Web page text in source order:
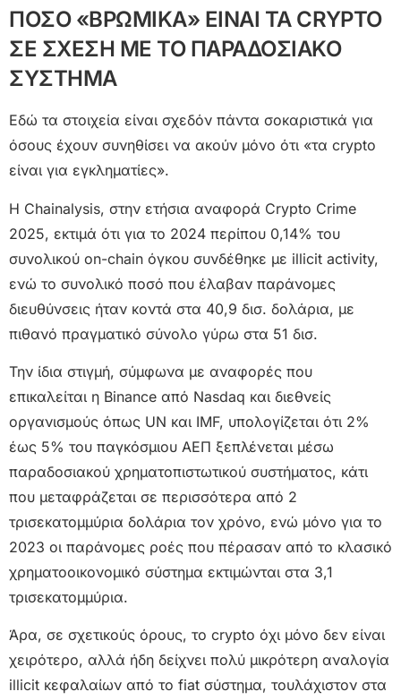
ΠΟΣΟ «ΒΡΩΜΙΚΑ» ΕΙΝΑΙ ΤΑ CRYPTO
ΣΕ ΣΧΕΣΗ ΜΕ ΤΟ ΠΑΡΑΔΟΣΙΑΚΟ
ΣΥΣΤΗΜΑ
Εδώ τα στοιχεία είναι σχεδόν πάντα σοκαριστικά για
όσους έχουν συνηθίσει να ακούν μόνο ότι «τα crypto
είναι για εγκληματίες».
Η Chainalysis, στην ετήσια αναφορά Crypto Crime
2025, εκτιμά ότι για το 2024 περίπου 0,14% του
συνολικού on-chain όγκου συνδέθηκε με illicit activity,
ενώ το συνολικό ποσό που έλαβαν παράνομες
διευθύνσεις ήταν κοντά στα 40,9 δισ. δολάρια, με
πιθανό πραγματικό σύνολο γύρω στα 51 δισ.
Την ίδια στιγμή, σύμφωνα με αναφορές που
επικαλείται η Binance από Nasdaq και διεθνείς
οργανισμούς όπως UN και IMF, υπολογίζεται ότι 2%
έως 5% του παγκόσμιου ΑΕΠ ξεπλένεται μέσω
παραδοσιακού χρηματοπιστωτικού συστήματος, κάτι
που μεταφράζεται σε περισσότερα από 2
τρισεκατομμύρια δολάρια τον χρόνο, ενώ μόνο για το
2023 οι παράνομες ροές που πέρασαν από το κλασικό
χρηματοοικονομικό σύστημα εκτιμώνται στα 3,1
τρισεκατομμύρια.
Άρα, σε σχετικούς όρους, το crypto όχι μόνο δεν είναι
χειρότερο, αλλά ήδη δείχνει πολύ μικρότερη αναλογία
illicit κεφαλαίων από το fiat σύστημα, τουλάχιστον στα